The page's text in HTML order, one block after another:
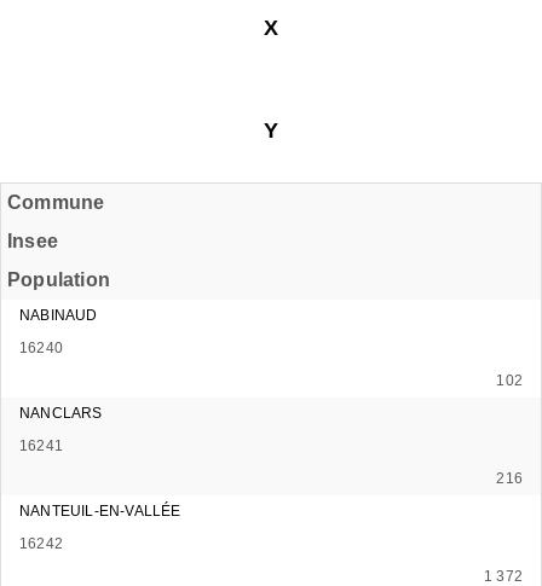
X
Y
Commune
Insee
Population
NABINAUD
16240
102
NANCLARS
16241
216
NANTEUIL-EN-VALLÉE
16242
1 372